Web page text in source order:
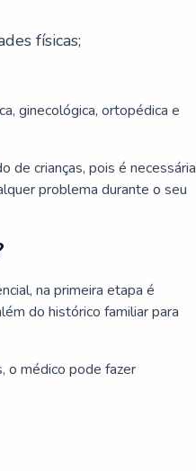
físicas;
ginecológica, ortopédica e
de crianças, pois é necessária
problema durante o seu
na primeira etapa é
do histórico familiar para
o médico pode fazer